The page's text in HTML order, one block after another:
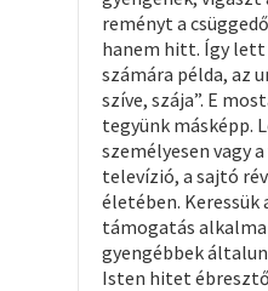
reményt a
hanem hitt. Így lett
számára példa, az
szíve, szája”. E
tegyünk másképp.
személyesen vagy
televízió, a sajtó
életében. Keressük
támogatás
gyengébbek
Isten hitet